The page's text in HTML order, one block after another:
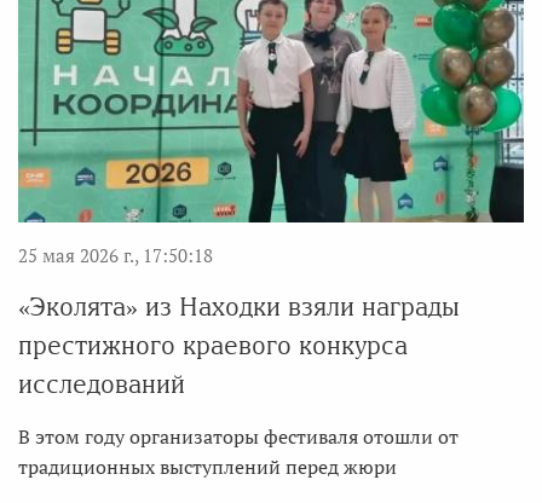
25 мая 2026 г., 17:50:18
«Эколята» из Находки взяли награды
престижного краевого конкурса
исследований
В этом году организаторы фестиваля отошли от
традиционных выступлений перед жюри